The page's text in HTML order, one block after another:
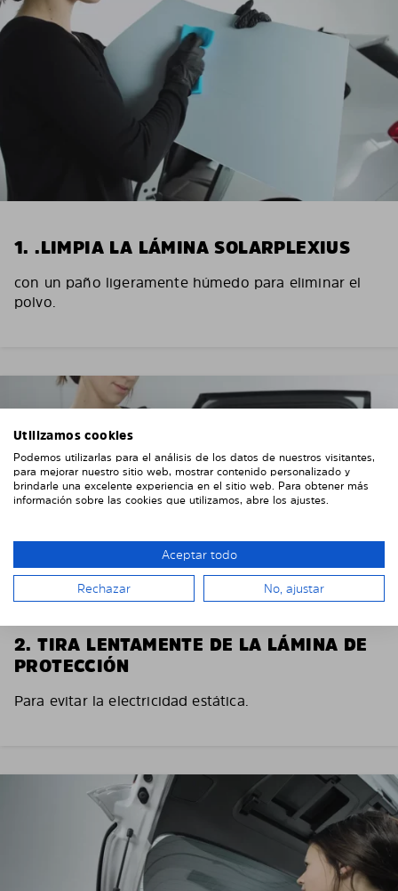
1. .LIMPIA LA LÁMINA SOLARPLEXIUS
con un paño ligeramente húmedo para eliminar el
polvo.
2. TIRA LENTAMENTE DE LA LÁMINA DE
PROTECCIÓN
Para evitar la electricidad estática.
Utilizamos cookies
Podemos utilizarlas para el análisis de los datos de nuestros visitantes,
para mejorar nuestro sitio web, mostrar contenido personalizado y
brindarle una excelente experiencia en el sitio web. Para obtener más
información sobre las cookies que utilizamos, abre los ajustes.
Aceptar todo
Rechazar No, ajustar